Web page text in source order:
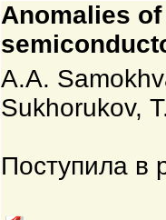
Anomalies
A.A.
Sukhorukov,
Поступила в